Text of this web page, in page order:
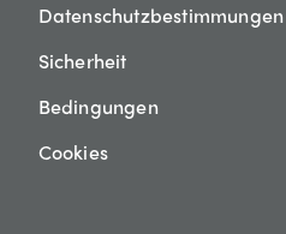
Datenschutzbestimmungen
Sicherheit
Bedingungen
Cookies